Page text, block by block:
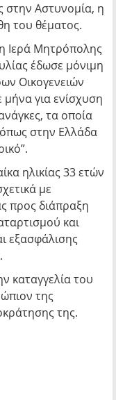
στην Αστυνομία, η
του θέματος.
Ιερά Μητρόπολης
έδωσε μόνιμη
Οικογενειών
μήνα για ενίσχυση
τα οποία
στην Ελλάδα
ηλικίας 33 ετών
με
προς διάπραξη
και
εξασφάλισης
καταγγελία του
της
της.